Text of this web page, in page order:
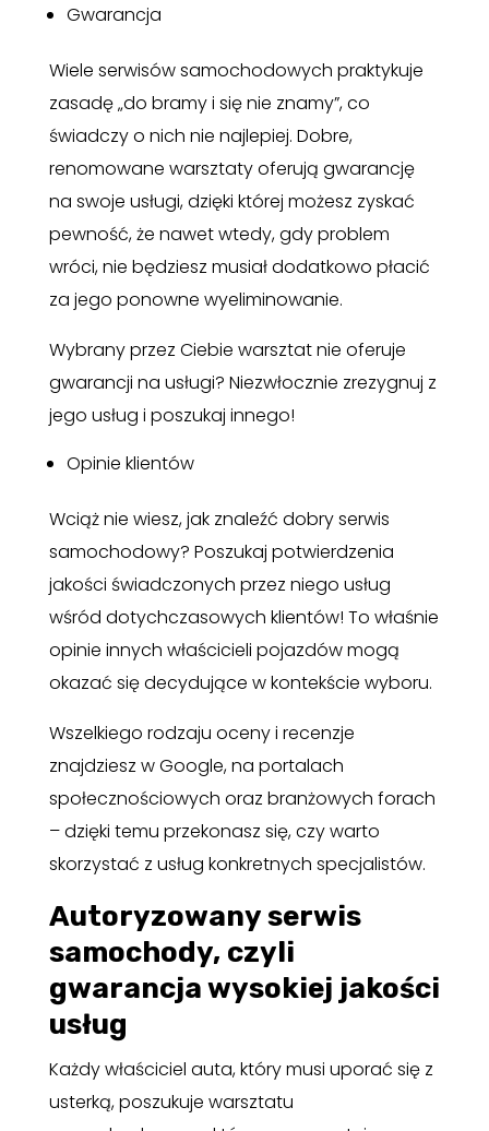
Gwarancja
Wiele serwisów samochodowych praktykuje
zasadę „do bramy i się nie znamy”, co
świadczy o nich nie najlepiej. Dobre,
renomowane warsztaty oferują gwarancję
na swoje usługi, dzięki której możesz zyskać
pewność, że nawet wtedy, gdy problem
wróci, nie będziesz musiał dodatkowo płacić
za jego ponowne wyeliminowanie.
Wybrany przez Ciebie warsztat nie oferuje
gwarancji na usługi? Niezwłocznie zrezygnuj z
jego usług i poszukaj innego!
Opinie klientów
Wciąż nie wiesz, jak znaleźć dobry serwis
samochodowy? Poszukaj potwierdzenia
jakości świadczonych przez niego usług
wśród dotychczasowych klientów! To właśnie
opinie innych właścicieli pojazdów mogą
okazać się decydujące w kontekście wyboru.
Wszelkiego rodzaju oceny i recenzje
znajdziesz w Google, na portalach
społecznościowych oraz branżowych forach
– dzięki temu przekonasz się, czy warto
skorzystać z usług konkretnych specjalistów.
Autoryzowany serwis
samochody, czyli
gwarancja wysokiej jakości
usług
Każdy właściciel auta, który musi uporać się z
usterką, poszukuje warsztatu